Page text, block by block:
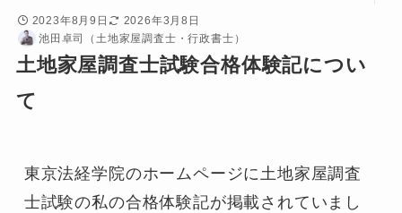
2023年8月9日
2026年3月8日
池田卓司（土地家屋調査士・行政書士）
土地家屋調査士試験合格体験記につい
て
東京法経学院のホームページに土地家屋調査
士試験の私の合格体験記が掲載されていまし